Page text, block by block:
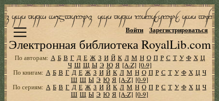
Электронная библиотека RoyalLib.com
Войти Зарегистрироваться
По авторам: А Б В Г Д Е Ж З И Й К Л М Н О П Р С Т У Ф Х Ц
Ч Ш Щ Ы Э Ю Я [A-Z] [0-9]
По книгам: А Б В Г Д Е Ж З И Й К Л М Н О П Р С Т У Ф Х Ц Ч
Ш Щ Ы Э Ю Я [A-Z] [0-9]
По сериям: А Б В Г Д Е Ж З И Й К Л М Н О П Р С Т У Ф Х Ц Ч
Ш Щ Ы Э Ю Я [A-Z] [0-9]